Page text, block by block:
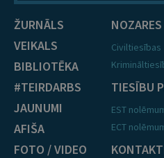
ŽURNĀLS
VEIKALS
BIBLIOTĒKA
#TEIRDARBS
JAUNUMI
AFIŠA
FOTO / VIDEO
NOZARES
Civiltiesības
TIESĪBU
EST
ECT